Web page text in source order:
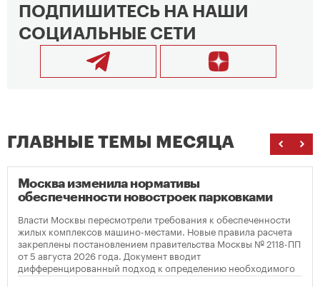
ПОДПИШИТЕСЬ НА НАШИ
СОЦИАЛЬНЫЕ СЕТИ
ГЛАВНЫЕ ТЕМЫ МЕСЯЦА
Москва изменила нормативы
обеспеченности новостроек парковками
Власти Москвы пересмотрели требования к обеспеченности
жилых комплексов машино-местами. Новые правила расчета
закреплены постановлением правительства Москвы № 2118-ПП
от 5 августа 2026 года. Документ вводит
дифференцированный подход к определению необходимого
количества парковок в зависимости от площади квартир и